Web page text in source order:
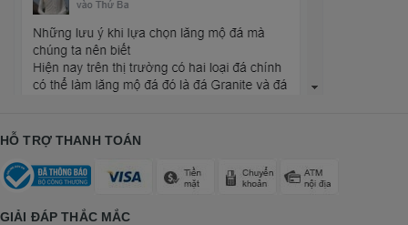
HỖ TRỢ THANH TOÁN
GIẢI ĐÁP THẮC MẮC